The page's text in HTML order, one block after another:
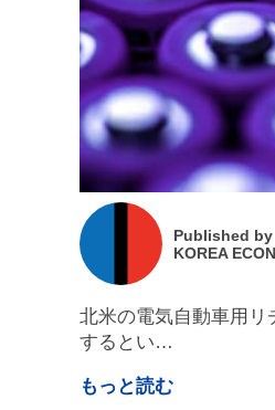
Published by
KOREA
北米の電気自動車用
するとい…
もっと読む